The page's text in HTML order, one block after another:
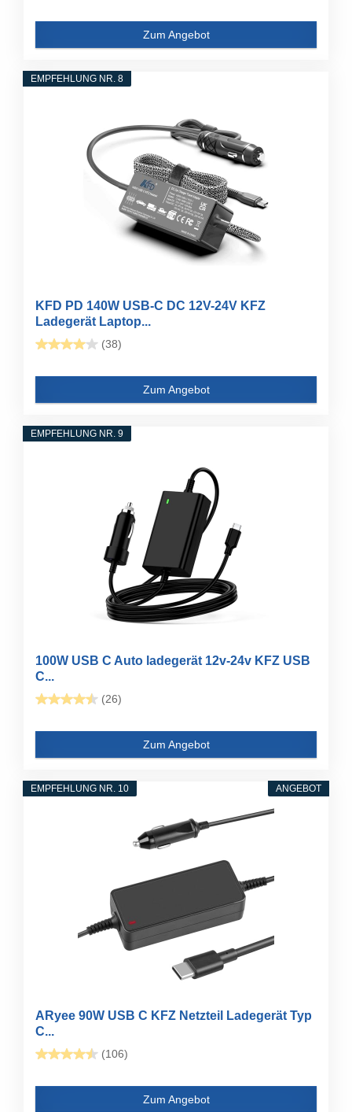
Zum Angebot
EMPFEHLUNG NR. 8
KFD PD 140W USB-C DC 12V-24V KFZ
Ladegerät Laptop...
(38)
Zum Angebot
EMPFEHLUNG NR. 9
100W USB C Auto ladegerät 12v-24v KFZ USB
C...
(26)
Zum Angebot
ANGEBOT
EMPFEHLUNG NR. 10
ARyee 90W USB C KFZ Netzteil Ladegerät Typ
C...
(106)
Zum Angebot